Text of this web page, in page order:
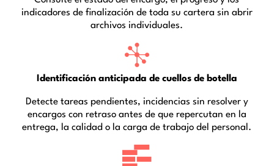
indicadores de finalización de toda su cartera sin abrir
archivos individuales.
Identificación anticipada de cuellos de botella
Detecte tareas pendientes, incidencias sin resolver y
encargos con retraso antes de que repercutan en la
entrega, la calidad o la carga de trabajo del personal.